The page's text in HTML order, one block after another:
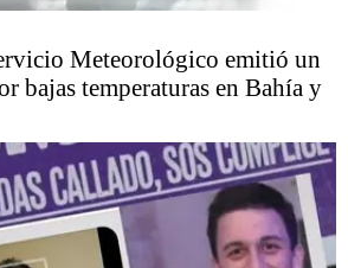
Meteorológico emitió un
bajas temperaturas en Bahía y